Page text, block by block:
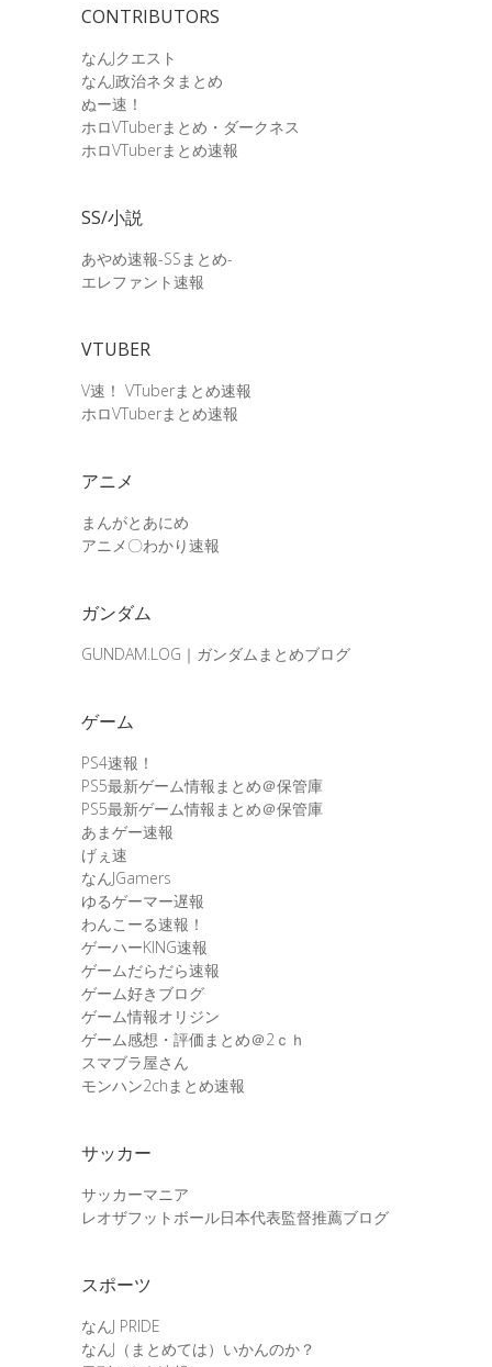
CONTRIBUTORS
なんJクエスト
なんJ政治ネタまとめ
ぬー速！
ホロVTuberまとめ・ダークネス
ホロVTuberまとめ速報
SS/小説
あやめ速報-SSまとめ-
エレファント速報
VTUBER
V速！ VTuberまとめ速報
ホロVTuberまとめ速報
アニメ
まんがとあにめ
アニメ〇わかり速報
ガンダム
GUNDAM.LOG｜ガンダムまとめブログ
ゲーム
PS4速報！
PS5最新ゲーム情報まとめ＠保管庫
PS5最新ゲーム情報まとめ＠保管庫
あまゲー速報
げぇ速
なんJGamers
ゆるゲーマー遅報
わんこーる速報！
ゲーハーKING速報
ゲームだらだら速報
ゲーム好きブログ
ゲーム情報オリジン
ゲーム感想・評価まとめ＠2ｃｈ
スマブラ屋さん
モンハン2chまとめ速報
サッカー
サッカーマニア
レオザフットボール日本代表監督推薦ブログ
スポーツ
なんJ PRIDE
なんJ（まとめては）いかんのか？